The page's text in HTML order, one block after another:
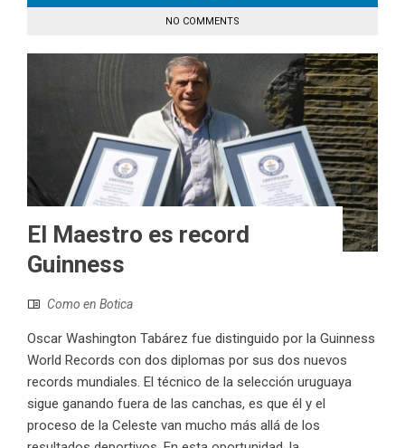
NO COMMENTS
El Maestro es record
Guinness
Como en Botica
Oscar Washington Tabárez fue distinguido por la Guinness
World Records con dos diplomas por sus dos nuevos
records mundiales. El técnico de la selección uruguaya
sigue ganando fuera de las canchas, es que él y el
proceso de la Celeste van mucho más allá de los